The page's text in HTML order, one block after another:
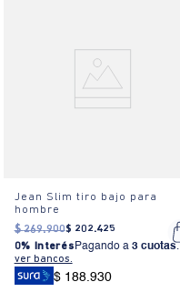
Jean Slim tiro bajo para
hombre
$ 269.900$ 202.425
0% Interés Pagando a 3 cuotas.
ver bancos.
$ 188.930